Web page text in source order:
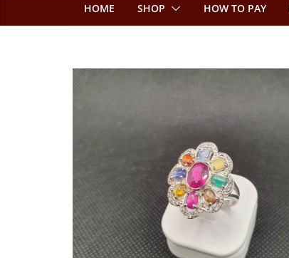
HOME SHOP HOW TO PAY